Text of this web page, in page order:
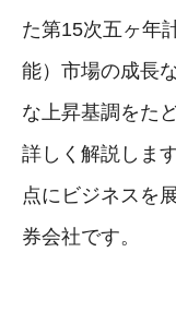
た第15次五ヶ年
能）市場の成長
な上昇基調をた
詳しく解説しま
点にビジネスを
券会社です。